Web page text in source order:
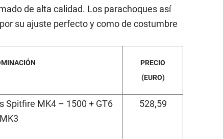
de alta calidad. Los parachoques así
su ajuste perfecto y como de costumbre
PRECIO
(EURO)
Spitfire MK4 – 1500 + GT6
MK3
528,59